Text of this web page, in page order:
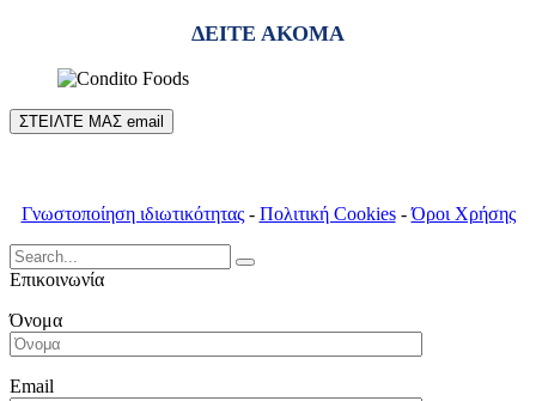
ΔΕΙΤΕ ΑΚΟΜΑ
ΣΤΕΙΛΤΕ ΜΑΣ email
Γνωστοποίηση ιδιωτικότητας- Πολιτική Cookies-Όροι Χρήσης
Search
for:
Επικοινωνία
Όνομα
Email